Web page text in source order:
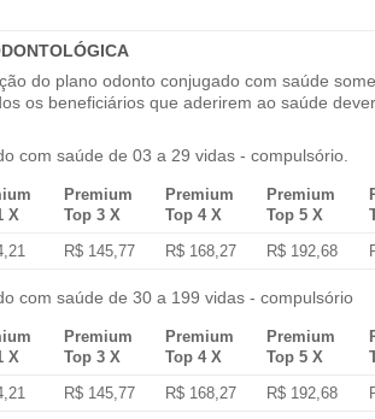
do plano odonto conjugado com saúde
os beneficiários que aderirem ao saúde
com saúde de 03 a 29 vidas - compulsório.
X
Premium
Top 3 X
Premium
Top 4 X
Premium
Top 5 X
R$ 145,77 R$ 168,27 R$ 192,68
com saúde de 30 a 199 vidas - compulsório
X
Premium
Top 3 X
Premium
Top 4 X
Premium
Top 5 X
R$ 145,77 R$ 168,27 R$ 192,68